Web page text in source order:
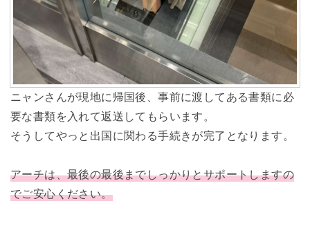
ニャンさんが現地に帰国後、事前に渡してある書類に必
要な書類を入れて返送してもらいます。
そうしてやっと出国に関わる手続きが完了となります。
アーチは、最後の最後までしっかりとサポートしますの
でご安心ください。